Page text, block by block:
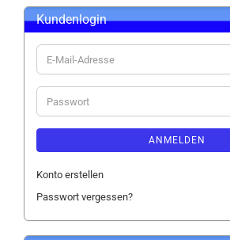
Kundenlogin
E-
Mail-
Adresse
Passwort
ANMELDEN
Konto erstellen
Passwort vergessen?